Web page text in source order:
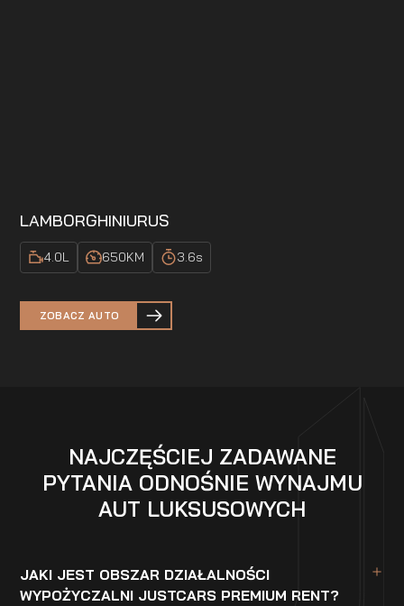
LAMBORGHINIURUS
4.0L 650KM 3.6s
ZOBACZ AUTO
NAJCZĘŚCIEJ ZADAWANE
PYTANIA ODNOŚNIE WYNAJMU
AUT LUKSUSOWYCH
JAKI JEST OBSZAR DZIAŁALNOŚCI
WYPOŻYCZALNI JUSTCARS PREMIUM RENT?